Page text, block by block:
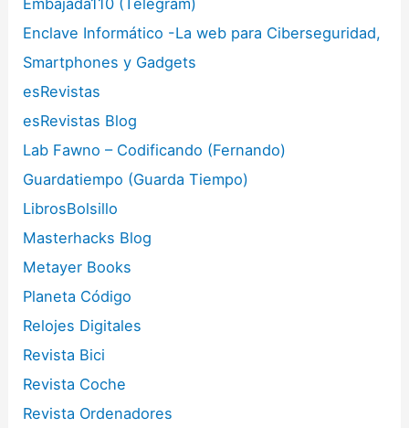
Enclave Informático -La web para Ciberseguridad,
Smartphones y Gadgets
esRevistas
esRevistas Blog
Lab Fawno – Codificando (Fernando)
Guardatiempo (Guarda Tiempo)
LibrosBolsillo
Masterhacks Blog
Metayer Books
Planeta Código
Relojes Digitales
Revista Bici
Revista Coche
Revista Ordenadores